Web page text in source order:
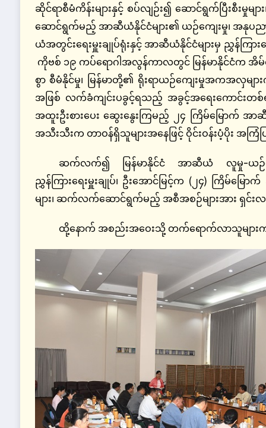
ဆိုင်ရာစီမံကိန်းများနှင့် စပ်လျဉ်း၍ ဆောင်ရွက်ပြီးစီး
ဆောင်ရွက်မည့် အာဆီယံနိုင်ငံများ၏ ယဉ်ကျေးမှု၊ အနုပည
ယံအတွင်းရေးမှူးချုပ်ရုံးနှင့် အာဆီယံနိုင်ငံများမှ ညွှန်ကြ
ကိုဗစ် ၁၉ ကပ်ရောဂါအလွန်ကာလတွင် မြန်မာနိုင်ငံက အိ
စွာ စီမံနိုင်မှု၊ မြန်မာတို့၏ ရိုးရာယဉ်ကျေးမှုအကအလှမျာ
အဖြစ် လက်ခံကျင်းပခွင့်ရသည့် အခွင့်အရေးကောင်းတ
အထူးဦးစားပေး ဆွေးနွေးကြမည့် ၂၄ ကြိမ်မြောက်
အသီးသီးက တာဝန်ရှိသူများအနေဖြင့် ဝိုင်းဝန်းပံ့ပိုး အကြံ
ဆက်လက်၍ မြန်မာနိုင်ငံ အာဆီယံ လူမှု-ယဉ်ကျ
ညွှန်ကြားရေးမှူးချုပ်၊ ဦးအောင်မြင့်က (၂၄) ကြိမ်
များ၊ ဆက်လက်ဆောင်ရွက်မည့် အစီအစဉ်များအား ရှင်း
ထို့နောက် အစည်းအဝေးသို့ တက်ရောက်လာသူများက